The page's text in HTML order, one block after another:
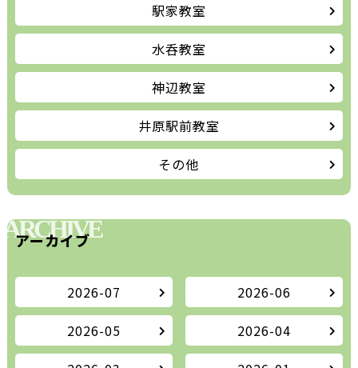
駅家教室
水呑教室
神辺教室
井原駅前教室
その他
ARCHIVE
アーカイブ
2026-07
2026-06
2026-05
2026-04